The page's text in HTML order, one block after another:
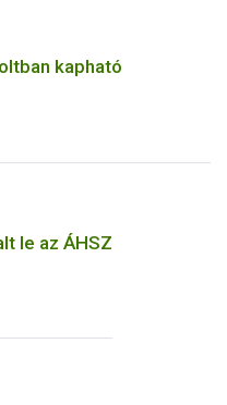
kapható
le az ÁHSZ